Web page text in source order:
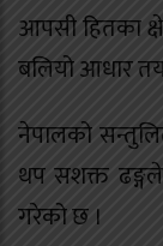
आपसी हितका
बलियो आधार
नेपालको
थप सशक्त
गरेको छ ।